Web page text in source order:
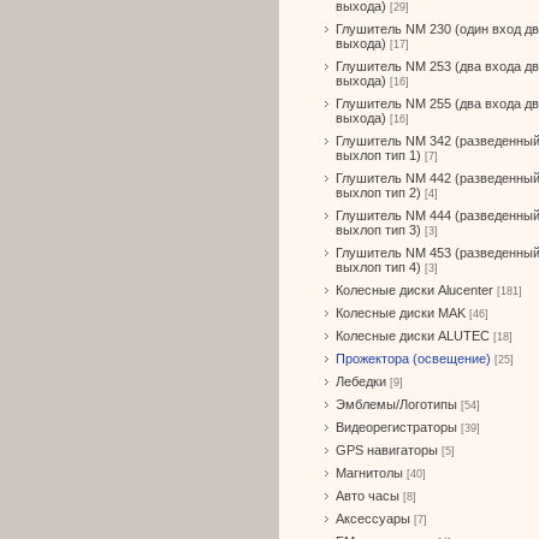
выхода) [29]
Глушитель NM 230 (один вход
выхода) [17]
Глушитель NM 253 (два входа
выхода) [16]
Глушитель NM 255 (два входа
выхода) [16]
Глушитель NM 342 (разведенный
выхлоп тип 1) [7]
Глушитель NM 442 (разведенный
выхлоп тип 2) [4]
Глушитель NM 444 (разведенный
выхлоп тип 3) [3]
Глушитель NM 453 (разведенный
выхлоп тип 4) [3]
Колесные диски Alucenter [181]
Колесные диски MAK [46]
Колесные диски ALUTEC [18]
Прожектора (освещение) [25]
Лебедки [9]
Эмблемы/Логотипы [54]
Видеорегистраторы [39]
GPS навигаторы [5]
Магнитолы [40]
Авто часы [8]
Аксессуары [7]